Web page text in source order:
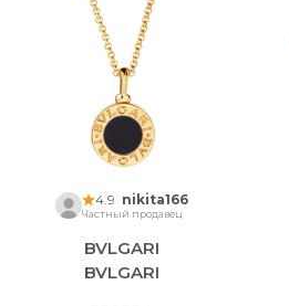
4.9 nikita166
Частный продавец
BVLGARI
BVLGARI